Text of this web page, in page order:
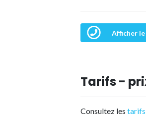
Afficher
Tarifs -
Consultez les tarifs